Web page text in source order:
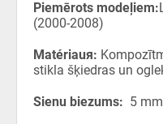
Piemērots modeļiem:
(2000-2008)
Matériauя:
stikla šķiedras un
Sienu biezums: 5 mm